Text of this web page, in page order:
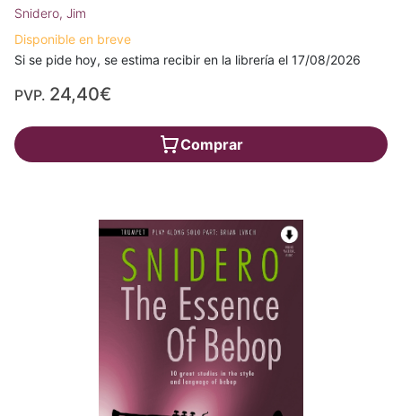
Snidero, Jim
Disponible en breve
Si se pide hoy, se estima recibir en la librería el 17/08/2026
PVP. 24,40€
Comprar